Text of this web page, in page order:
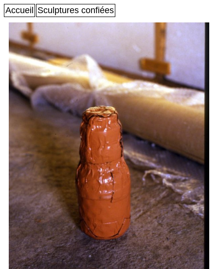
Accueil Sculptures confiées